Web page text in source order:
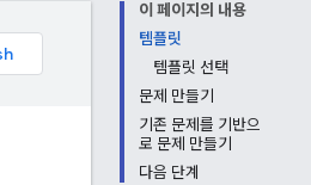
이 페이지의 내용
템플릿
템플릿 선택
문제 만들기
기존 문제를 기반으
로 문제 만들기
다음 단계